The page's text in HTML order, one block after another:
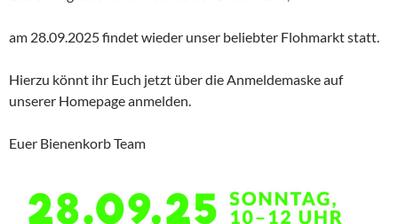
am 28.09.2025 findet wieder unser beliebter Flohmarkt statt.
Hierzu könnt ihr Euch jetzt über die Anmeldemaske auf
unserer Homepage anmelden.
Euer Bienenkorb Team